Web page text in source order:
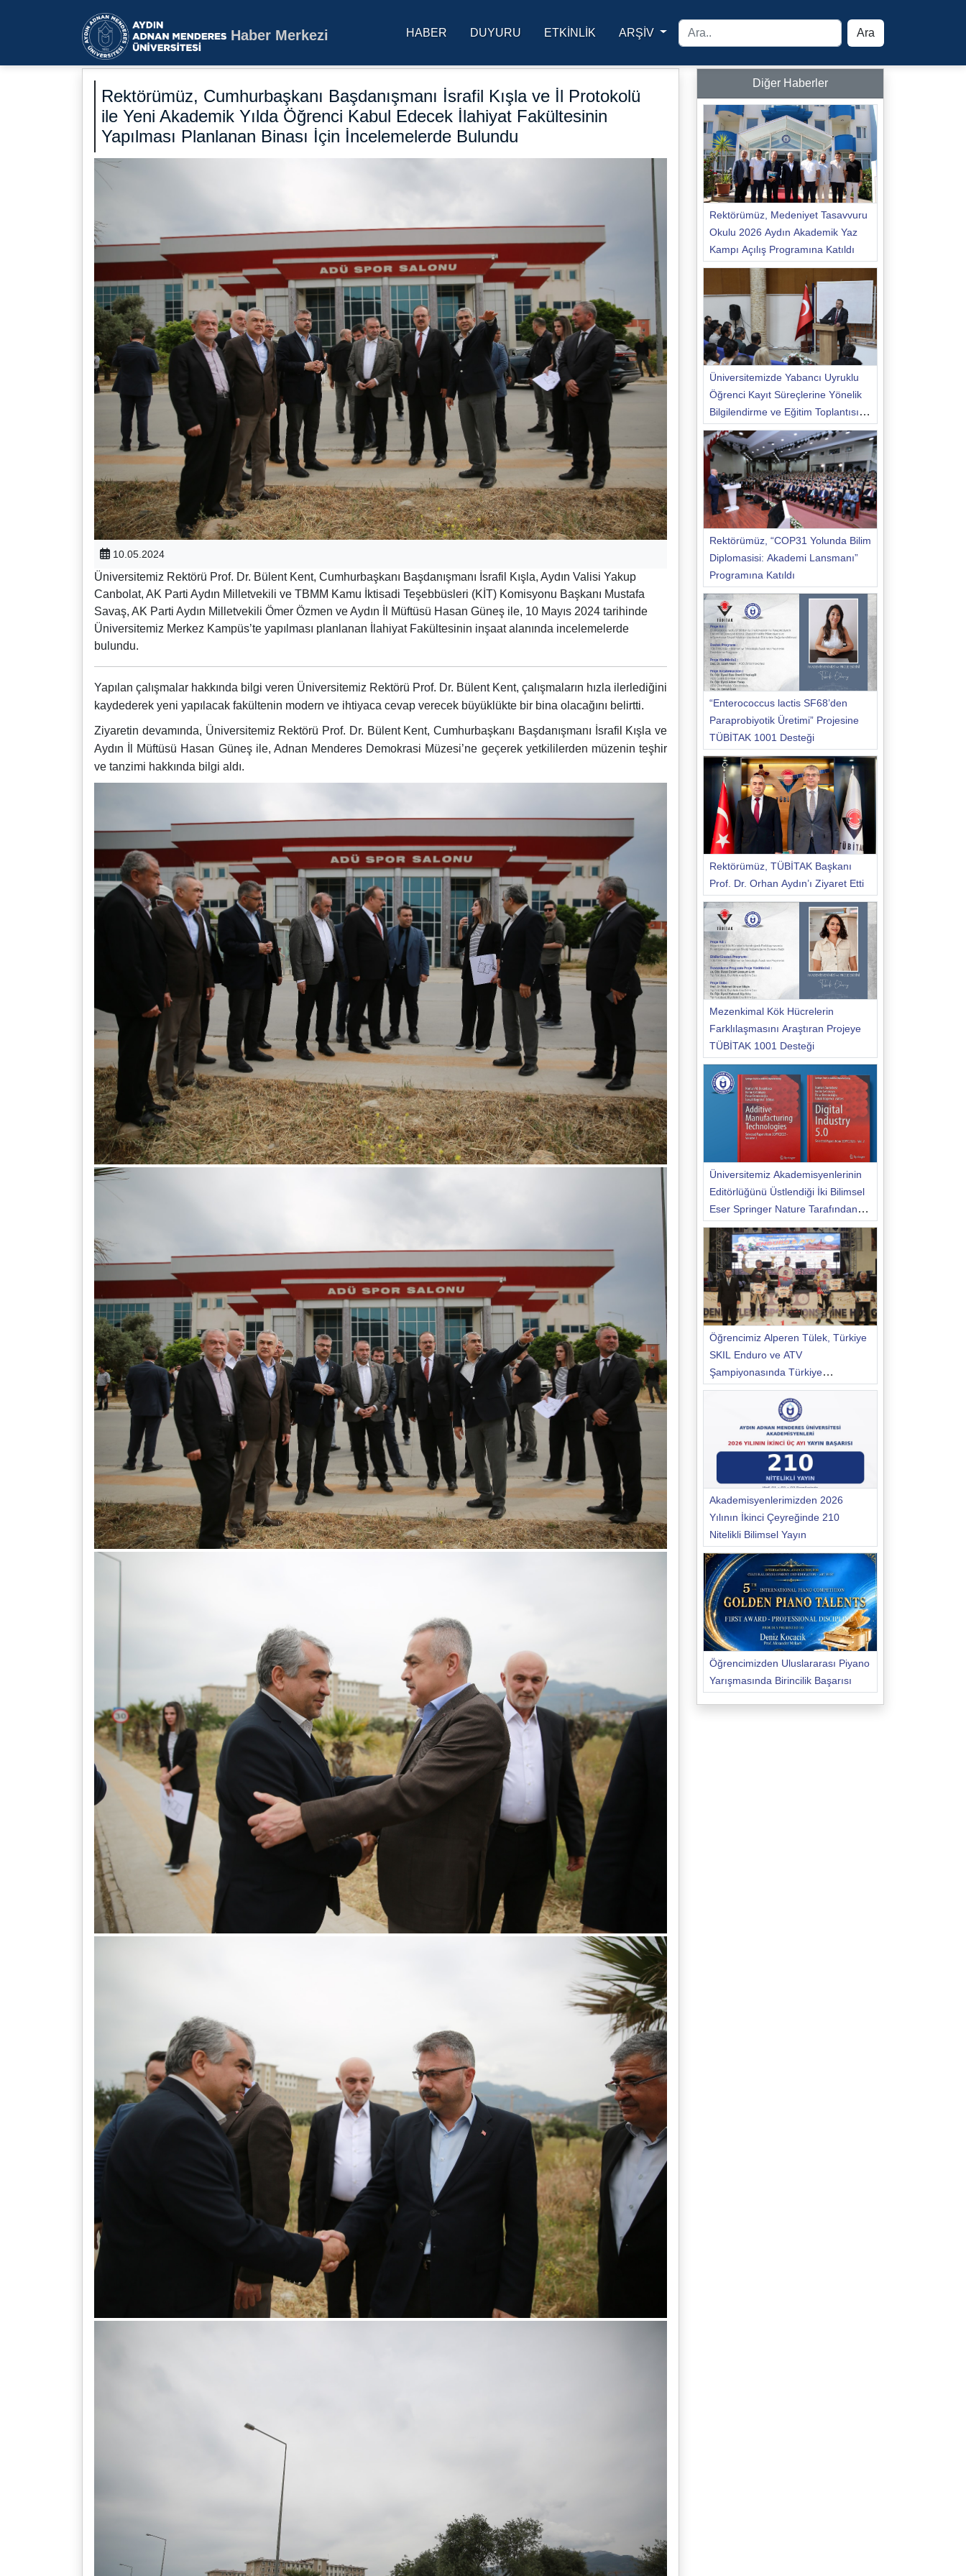
Aydın Adnan Menderes Üniversitesi Ana Sayfa
Haber Merkezi HABER DUYURU ETKINLIK ARŞİV Ara
Rektörümüz, Cumhurbaşkanı Başdanışmanı İsrafil Kışla ve İl Protokolü
ile Yeni Akademik Yılda Öğrenci Kabul Edecek İlahiyat Fakültesinin
Yapılması Planlanan Binası İçin İncelemelerde Bulundu
10.05.2024
Üniversitemiz Rektörü Prof. Dr. Bülent Kent, Cumhurbaşkanı Başdanışmanı İsrafil Kışla, Aydın Valisi Yakup
Canbolat, AK Parti Aydın Milletvekili ve TBMM Kamu İktisadi Teşebbüsleri (KİT) Komisyonu Başkanı Mustafa
Savaş, AK Parti Aydın Milletvekili Ömer Özmen ve Aydın İl Müftüsü Hasan Güneş ile, 10 Mayıs 2024 tarihinde
Üniversitemiz Merkez Kampüs’te yapılması planlanan İlahiyat Fakültesinin inşaat alanında incelemelerde
bulundu.
Yapılan çalışmalar hakkında bilgi veren Üniversitemiz Rektörü Prof. Dr. Bülent Kent, çalışmaların hızla ilerlediğini
kaydederek yeni yapılacak fakültenin modern ve ihtiyaca cevap verecek büyüklükte bir bina olacağını belirtti.
Ziyaretin devamında, Üniversitemiz Rektörü Prof. Dr. Bülent Kent, Cumhurbaşkanı Başdanışmanı İsrafil Kışla ve
Aydın İl Müftüsü Hasan Güneş ile, Adnan Menderes Demokrasi Müzesi’ne geçerek yetkililerden müzenin teşhir
ve tanzimi hakkında bilgi aldı.
Diğer Haberler
Rektörümüz, Medeniyet Tasavvuru
Okulu 2026 Aydın Akademik Yaz
Kampı Açılış Programına Katıldı
Üniversitemizde Yabancı Uyruklu
Öğrenci Kayıt Süreçlerine Yönelik
Bilgilendirme ve Eğitim Toplantısı
Düzenlendi
Rektörümüz, “COP31 Yolunda Bilim
Diplomasisi: Akademi Lansmanı”
Programına Katıldı
“Enterococcus lactis SF68’den
Paraprobiyotik Üretimi” Projesine
TÜBİTAK 1001 Desteği
Rektörümüz, TÜBİTAK Başkanı
Prof. Dr. Orhan Aydın’ı Ziyaret Etti
Mezenkimal Kök Hücrelerin
Farklılaşmasını Araştıran Projeye
TÜBİTAK 1001 Desteği
Üniversitemiz Akademisyenlerinin
Editörlüğünü Üstlendiği İki Bilimsel
Eser Springer Nature Tarafından
Yayımlandı
Öğrencimiz Alperen Tülek, Türkiye
SKIL Enduro ve ATV
Şampiyonasında Türkiye
Şampiyonu Oldu
Akademisyenlerimizden 2026
Yılının İkinci Çeyreğinde 210
Nitelikli Bilimsel Yayın
Öğrencimizden Uluslararası Piyano
Yarışmasında Birincilik Başarısı